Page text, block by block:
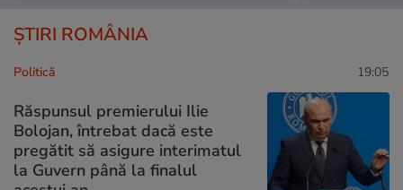
ȘTIRI ROMÂNIA
Politică 19:05
Răspunsul premierului Ilie
Bolojan, întrebat dacă este
pregătit să asigure interimatul
la Guvern până la finalul